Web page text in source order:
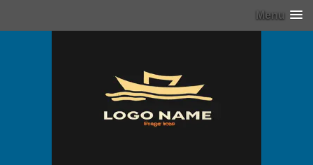
Menu